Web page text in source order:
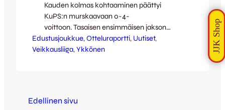
Kauden kolmas kohtaaminen päättyi
KuPS:n murskaavaan 0-4-
voittoon. Tasaisen ensimmäisen jakson
aikana isännille sattui yksi kauden mittaan
niin tutuksi tulleista nukahduksista omassa
paikka tasoitukseen – kaikkien harmiksi
Edustusjoukkue, Otteluraportti, Uutiset
Veikkausliiga, Ykkönen
Edellinen sivu